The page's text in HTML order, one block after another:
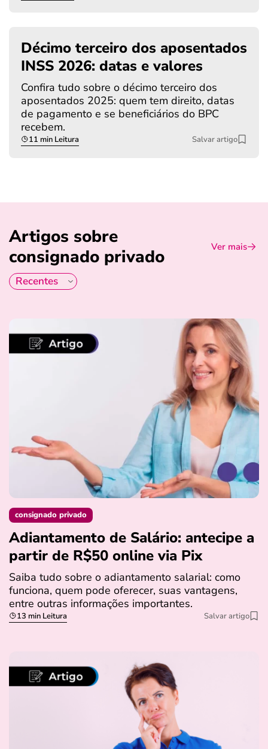
Décimo terceiro dos aposentados
INSS 2026: datas e valores
Confira tudo sobre o décimo terceiro dos
aposentados 2025: quem tem direito, datas
de pagamento e se beneficiários do BPC
recebem.
11 min Leitura Salvar artigo
Artigos sobre
consignado privado
Ver mais
consignado privado
Adiantamento de Salário: antecipe a
partir de R$50 online via Pix
Saiba tudo sobre o adiantamento salarial: como
funciona, quem pode oferecer, suas vantagens,
entre outras informações importantes.
13 min Leitura Salvar artigo